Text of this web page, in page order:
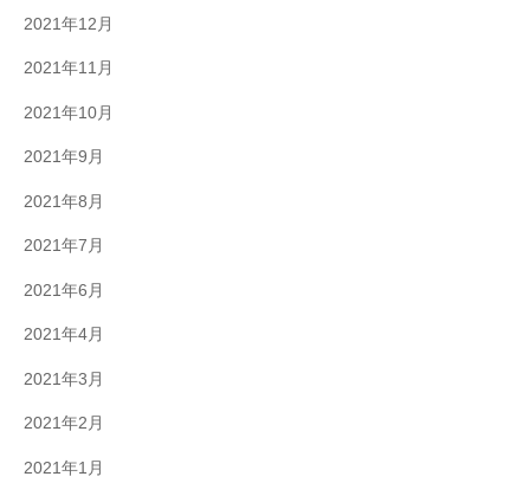
2021年12月
2021年11月
2021年10月
2021年9月
2021年8月
2021年7月
2021年6月
2021年4月
2021年3月
2021年2月
2021年1月